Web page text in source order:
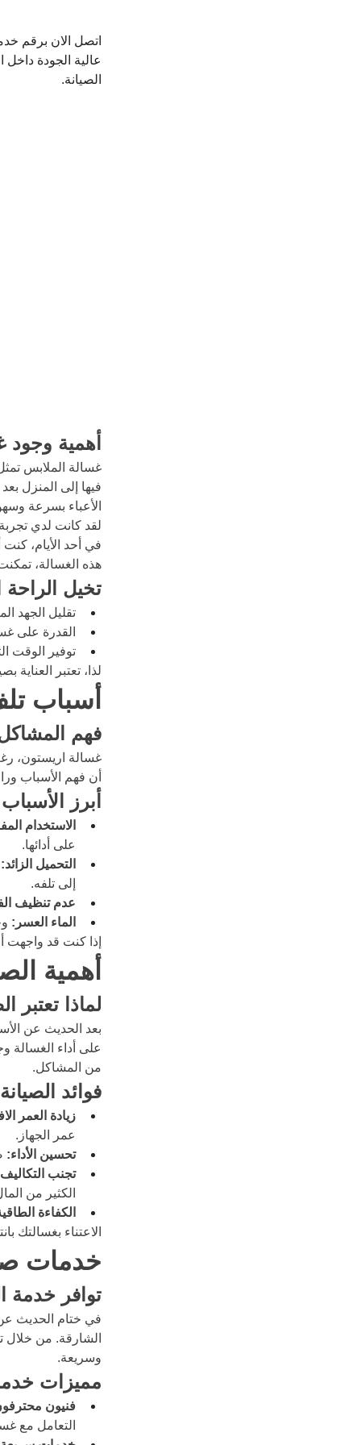
اتصل الان برقم
عالية الجودة
الصيانة.
أهمية وجود
غسالة الملابس
فيها إلى المنزل
الأعباء بسرعة
لقد كانت لدي
في أحد الأيام،
هذه الغسالة،
تخيل الراحة
تقليل الجهد
القدرة على
توفير الوقت
لذا، تعتبر
أسباب
فهم
غسالة اريستون،
أن فهم الأسباب
أبرز
الاستخدام
على أدائها.
التحميل الزائد:
إلى تلفه.
عدم تنظيف
الماء العسر:
إذا كنت قد واجهت
أهمية
لماذا تعتبر
بعد الحديث عن
على أداء الغسالة
من المشاكل.
فوائد
زيادة العمر
عمر الجهاز.
تحسين الأداء:
تجنب التكاليف
الكثير من
الكفاءة
الاعتناء بغسالتك
خدمات
توافر خدمة
في ختام الحديث
الشارقة. من خلال
وسريعة.
مميزات
فنيون
التعامل مع